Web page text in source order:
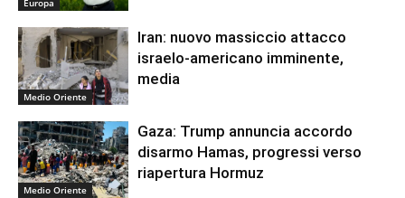
Europa
Medio Oriente
Iran: nuovo massiccio attacco
israelo-americano imminente,
media
Medio Oriente
Gaza: Trump annuncia accordo
disarmo Hamas, progressi verso
riapertura Hormuz